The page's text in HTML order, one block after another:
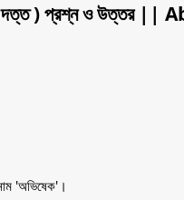
দত্ত ) প্রশ্ন ও উত্তর ||
'অভিষেক'।